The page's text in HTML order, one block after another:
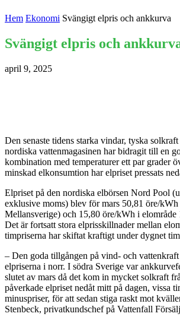
Hem Ekonomi Svängigt elpris och ankkurva
Svängigt elpris och
april 9, 2025
Den senaste tidens starka vindar, tyska
nordiska vattenmagasinen har bidragit till en
kombination med temperaturer ett par grader
minskad elkonsumtion har elpriset pressats
Elpriset på den nordiska elbörsen Nord Pool
exklusive moms) blev för mars 50,81 öre/kWh
Mellansverige) och 15,80 öre/kWh i elområde
Det är fortsatt stora elprisskillnader mellan
timpriserna har skiftat kraftigt under dygnet
– Den goda tillgången på vind- och
elpriserna i norr. I södra Sverige var
slutet av mars då det kom in mycket solkraft
påverkade elpriset nedåt mitt på dagen, vissa
minuspriser, för att sedan stiga raskt mot
Stenbeck, privatkundschef på Vattenfall